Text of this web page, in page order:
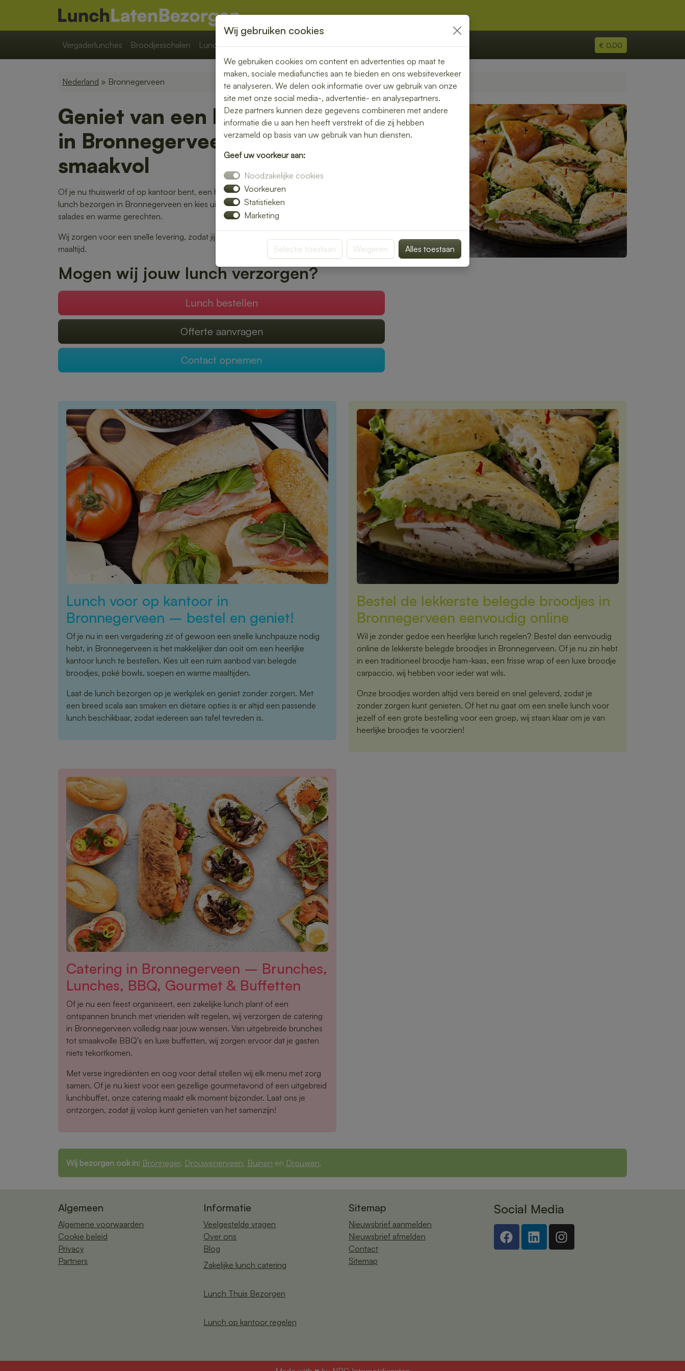
Vergaderlunches Broodjesschalen Lunchpakketten Overige € 0,00
Nederland » Bronnegerveen
Geniet van een bezorgde lunch
in Bronnegerveen – snel en
smaakvol
Of je nu thuiswerkt of op kantoor bent, een heerlijke lunch maakt je dag compleet. Laat je
lunch bezorgen in Bronnegerveen en kies uit een uitgebreid assortiment verse broodjes,
salades en warme gerechten.
Wij zorgen voor een snelle levering, zodat jij onbezorgd kunt genieten van een smakelijke
maaltijd.
Mogen wij jouw lunch verzorgen?
Lunch bestellen
Offerte aanvragen
Contact opnemen
Lunch voor op kantoor in
Bronnegerveen – bestel en geniet!
Of je nu in een vergadering zit of gewoon een snelle lunchpauze nodig
hebt, in Bronnegerveen is het makkelijker dan ooit om een heerlijke
kantoor lunch te bestellen. Kies uit een ruim aanbod van belegde
broodjes, poké bowls, soepen en warme maaltijden.
Laat de lunch bezorgen op je werkplek en geniet zonder zorgen. Met
een breed scala aan smaken en diëtaire opties is er altijd een passende
lunch beschikbaar, zodat iedereen aan tafel tevreden is.
Bestel de lekkerste belegde broodjes in
Bronnegerveen eenvoudig online
Wil je zonder gedoe een heerlijke lunch regelen? Bestel dan eenvoudig
online de lekkerste belegde broodjes in Bronnegerveen. Of je nu zin hebt
in een traditioneel broodje ham-kaas, een frisse wrap of een luxe broodje
carpaccio, wij hebben voor ieder wat wils.
Onze broodjes worden altijd vers bereid en snel geleverd, zodat je
zonder zorgen kunt genieten. Of het nu gaat om een snelle lunch voor
jezelf of een grote bestelling voor een groep, wij staan klaar om je van
heerlijke broodjes te voorzien!
Catering in Bronnegerveen – Brunches,
Lunches, BBQ, Gourmet & Buffetten
Of je nu een feest organiseert, een zakelijke lunch plant of een
ontspannen brunch met vrienden wilt regelen, wij verzorgen de catering
in Bronnegerveen volledig naar jouw wensen. Van uitgebreide brunches
tot smaakvolle BBQ's en luxe buffetten, wij zorgen ervoor dat je gasten
niets tekortkomen.
Met verse ingrediënten en oog voor detail stellen wij elk menu met zorg
samen. Of je nu kiest voor een gezellige gourmetavond of een uitgebreid
lunchbuffet, onze catering maakt elk moment bijzonder. Laat ons je
ontzorgen, zodat jij volop kunt genieten van het samenzijn!
Wij bezorgen ook in: Bronneger, Drouwenerveen, Buinen en Drouwen.
Algemeen
Algemene voorwaarden
Cookie beleid
Privacy
Partners
Informatie
Veelgestelde vragen
Over ons
Blog
Zakelijke lunch catering
Lunch Thuis Bezorgen
Lunch op kantoor regelen
Sitemap
Nieuwsbrief aanmelden
Nieuwsbrief afmelden
Contact
Sitemap
Social Media
Wij gebruiken cookies
We gebruiken cookies om content en advertenties op maat te
maken, sociale mediafuncties aan te bieden en ons websiteverkeer
te analyseren. We delen ook informatie over uw gebruik van onze
site met onze social media-, advertentie- en analysepartners.
Deze partners kunnen deze gegevens combineren met andere
informatie die u aan hen heeft verstrekt of die zij hebben
verzameld op basis van uw gebruik van hun diensten.
Geef uw voorkeur aan:
Noodzakelijke cookies
Voorkeuren
Statistieken
Marketing
Selectie toestaan Weigeren Alles toestaan